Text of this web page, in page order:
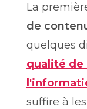
La
de
quelques
qualité de
suffire à